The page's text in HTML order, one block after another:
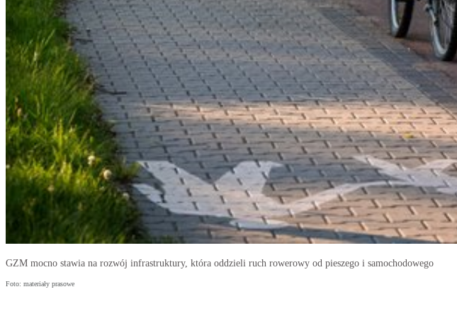
GZM mocno stawia na rozwój infrastruktury, która oddzieli ruch rowerowy od pieszego i samochodowego
Foto: materiały prasowe